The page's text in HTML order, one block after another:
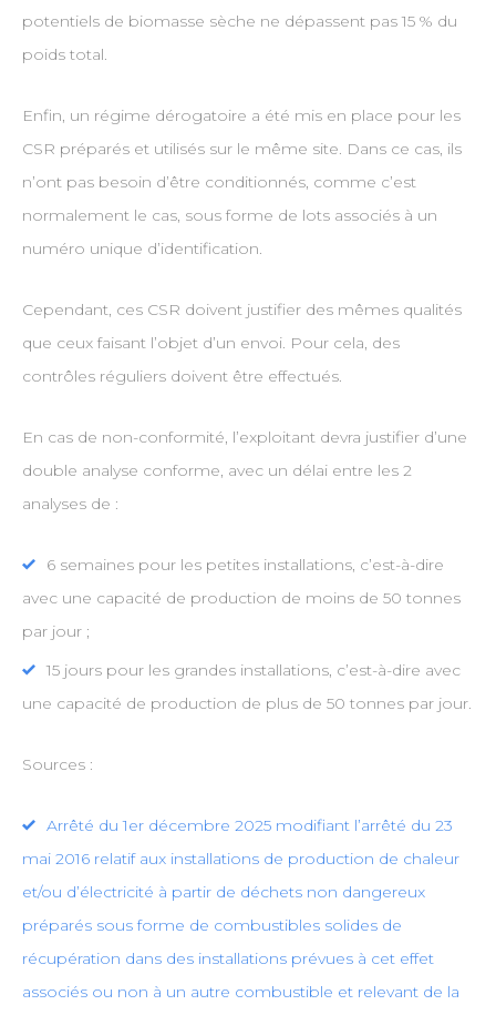
potentiels de biomasse sèche ne dépassent pas 15 % du
poids total.
Enfin, un régime dérogatoire a été mis en place pour les
CSR préparés et utilisés sur le même site. Dans ce cas, ils
n’ont pas besoin d’être conditionnés, comme c’est
normalement le cas, sous forme de lots associés à un
numéro unique d’identification.
Cependant, ces CSR doivent justifier des mêmes qualités
que ceux faisant l’objet d’un envoi. Pour cela, des
contrôles réguliers doivent être effectués.
En cas de non-conformité, l’exploitant devra justifier d’une
double analyse conforme, avec un délai entre les 2
analyses de :
6 semaines pour les petites installations, c’est-à-dire
avec une capacité de production de moins de 50 tonnes
par jour ;
15 jours pour les grandes installations, c’est-à-dire avec
une capacité de production de plus de 50 tonnes par jour.
Sources :
Arrêté du 1er décembre 2025 modifiant l’arrêté du 23
mai 2016 relatif aux installations de production de chaleur
et/ou d’électricité à partir de déchets non dangereux
préparés sous forme de combustibles solides de
récupération dans des installations prévues à cet effet
associés ou non à un autre combustible et relevant de la